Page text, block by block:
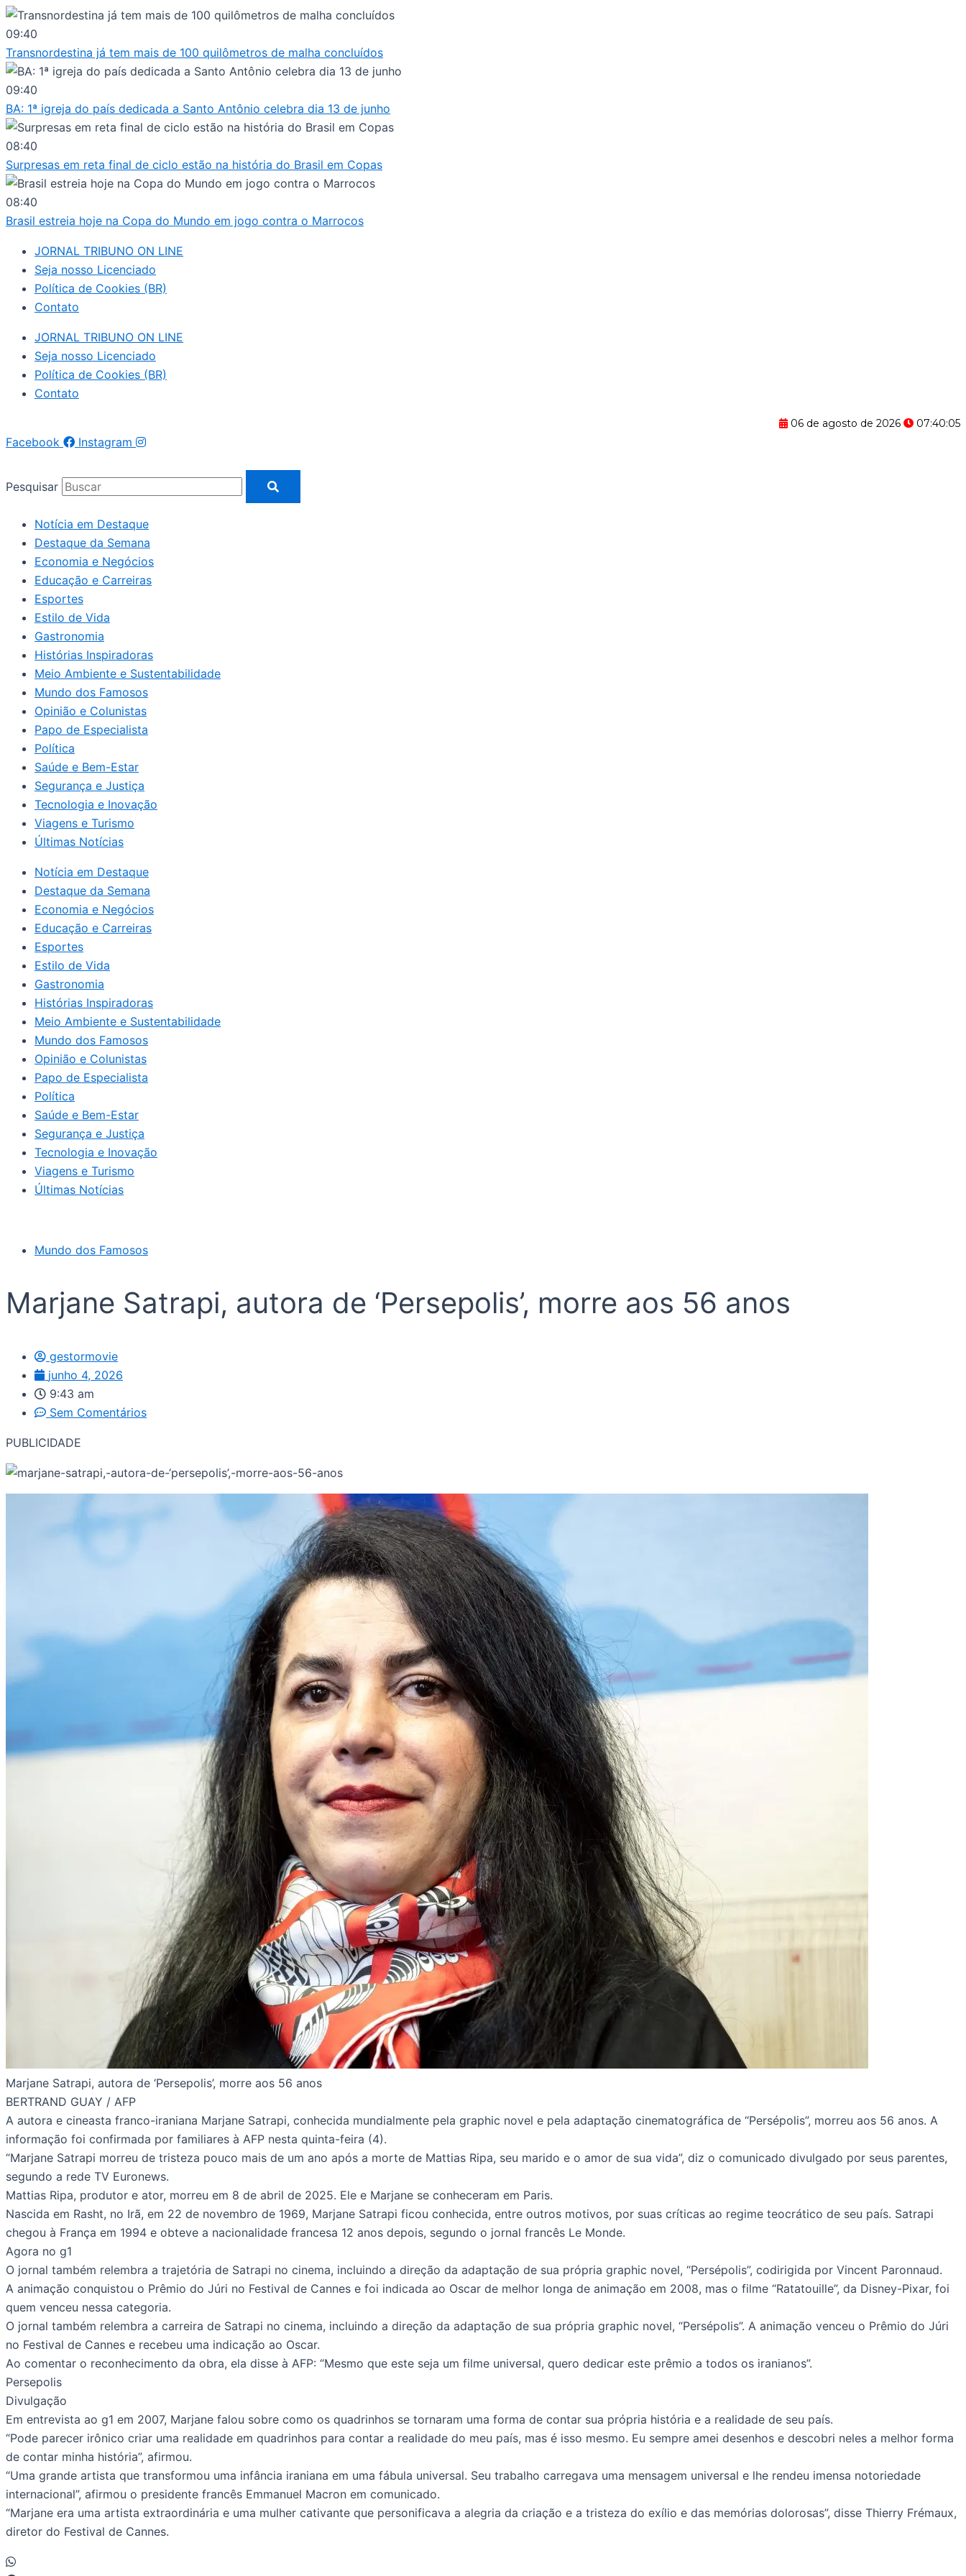
Ir
para
o
conteúdo
09:40
Transnordestina já tem mais de 100 quilômetros de malha concluídos
09:40
BA: 1ª igreja do país dedicada a Santo Antônio celebra dia 13 de junho
08:40
Surpresas em reta final de ciclo estão na história do Brasil em Copas
08:40
Brasil estreia hoje na Copa do Mundo em jogo contra o Marrocos
JORNAL TRIBUNO ON LINE
Seja nosso Licenciado
Política de Cookies (BR)
Contato
JORNAL TRIBUNO ON LINE
Seja nosso Licenciado
Política de Cookies (BR)
Contato
06 de agosto de 2026 07:40:06
Facebook Instagram
Pesquisar
Notícia em Destaque
Destaque da Semana
Economia e Negócios
Educação e Carreiras
Esportes
Estilo de Vida
Gastronomia
Histórias Inspiradoras
Meio Ambiente e Sustentabilidade
Mundo dos Famosos
Opinião e Colunistas
Papo de Especialista
Política
Saúde e Bem-Estar
Segurança e Justiça
Tecnologia e Inovação
Viagens e Turismo
Últimas Notícias
Notícia em Destaque
Destaque da Semana
Economia e Negócios
Educação e Carreiras
Esportes
Estilo de Vida
Gastronomia
Histórias Inspiradoras
Meio Ambiente e Sustentabilidade
Mundo dos Famosos
Opinião e Colunistas
Papo de Especialista
Política
Saúde e Bem-Estar
Segurança e Justiça
Tecnologia e Inovação
Viagens e Turismo
Últimas Notícias
Mundo dos Famosos
Marjane Satrapi, autora de ‘Persepolis’, morre aos 56 anos
gestormovie
junho 4, 2026
9:43 am
Sem Comentários
PUBLICIDADE
Marjane Satrapi, autora de ‘Persepolis’, morre aos 56 anos
BERTRAND GUAY / AFP
A autora e cineasta franco-iraniana Marjane Satrapi, conhecida mundialmente pela graphic novel e pela adaptação cinematográfica de “Persépolis”, morreu aos 56 anos. A
informação foi confirmada por familiares à AFP nesta quinta-feira (4).
“Marjane Satrapi morreu de tristeza pouco mais de um ano após a morte de Mattias Ripa, seu marido e o amor de sua vida”, diz o comunicado divulgado por seus parentes,
segundo a rede TV Euronews.
Mattias Ripa, produtor e ator, morreu em 8 de abril de 2025. Ele e Marjane se conheceram em Paris.
Nascida em Rasht, no Irã, em 22 de novembro de 1969, Marjane Satrapi ficou conhecida, entre outros motivos, por suas críticas ao regime teocrático de seu país. Satrapi
chegou à França em 1994 e obteve a nacionalidade francesa 12 anos depois, segundo o jornal francês Le Monde.
Agora no g1
O jornal também relembra a trajetória de Satrapi no cinema, incluindo a direção da adaptação de sua própria graphic novel, “Persépolis”, codirigida por Vincent Paronnaud.
A animação conquistou o Prêmio do Júri no Festival de Cannes e foi indicada ao Oscar de melhor longa de animação em 2008, mas o filme “Ratatouille”, da Disney-Pixar, foi
quem venceu nessa categoria.
O jornal também relembra a carreira de Satrapi no cinema, incluindo a direção da adaptação de sua própria graphic novel, “Persépolis”. A animação venceu o Prêmio do Júri
no Festival de Cannes e recebeu uma indicação ao Oscar.
Ao comentar o reconhecimento da obra, ela disse à AFP: “Mesmo que este seja um filme universal, quero dedicar este prêmio a todos os iranianos”.
Persepolis
Divulgação
Em entrevista ao g1 em 2007, Marjane falou sobre como os quadrinhos se tornaram uma forma de contar sua própria história e a realidade de seu país.
“Pode parecer irônico criar uma realidade em quadrinhos para contar a realidade do meu país, mas é isso mesmo. Eu sempre amei desenhos e descobri neles a melhor forma
de contar minha história”, afirmou.
“Uma grande artista que transformou uma infância iraniana em uma fábula universal. Seu trabalho carregava uma mensagem universal e lhe rendeu imensa notoriedade
internacional”, afirmou o presidente francês Emmanuel Macron em comunicado.
“Marjane era uma artista extraordinária e uma mulher cativante que personificava a alegria da criação e a tristeza do exílio e das memórias dolorosas”, disse Thierry Frémaux,
diretor do Festival de Cannes.